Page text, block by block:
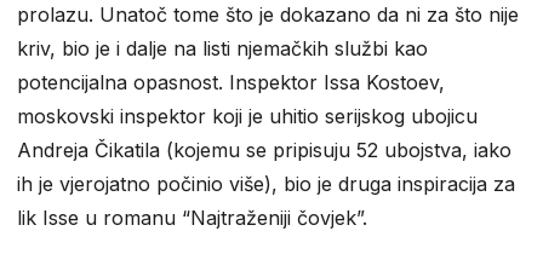
prolazu. Unatoč tome što je dokazano da ni za što nije
kriv, bio je i dalje na listi njemačkih službi kao
potencijalna opasnost. Inspektor Issa Kostoev,
moskovski inspektor koji je uhitio serijskog ubojicu
Andreja Čikatila (kojemu se pripisuju 52 ubojstva, iako
ih je vjerojatno počinio više), bio je druga inspiracija za
lik Isse u romanu “Najtraženiji čovjek”.